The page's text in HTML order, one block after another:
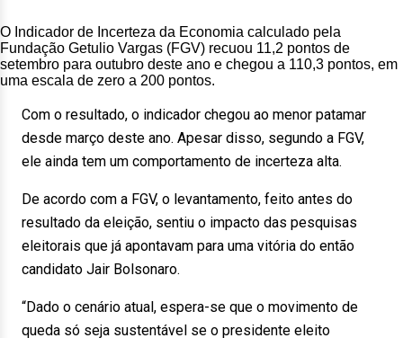
O Indicador de Incerteza da Economia calculado pela
Fundação Getulio Vargas (FGV) recuou 11,2 pontos de
setembro para outubro deste ano e chegou a 110,3 pontos, em
uma escala de zero a 200 pontos.
Com o resultado, o indicador chegou ao menor patamar
desde março deste ano. Apesar disso, segundo a FGV,
ele ainda tem um comportamento de incerteza alta.
De acordo com a FGV, o levantamento, feito antes do
resultado da eleição, sentiu o impacto das pesquisas
eleitorais que já apontavam para uma vitória do então
candidato Jair Bolsonaro.
“Dado o cenário atual, espera-se que o movimento de
queda só seja sustentável se o presidente eleito